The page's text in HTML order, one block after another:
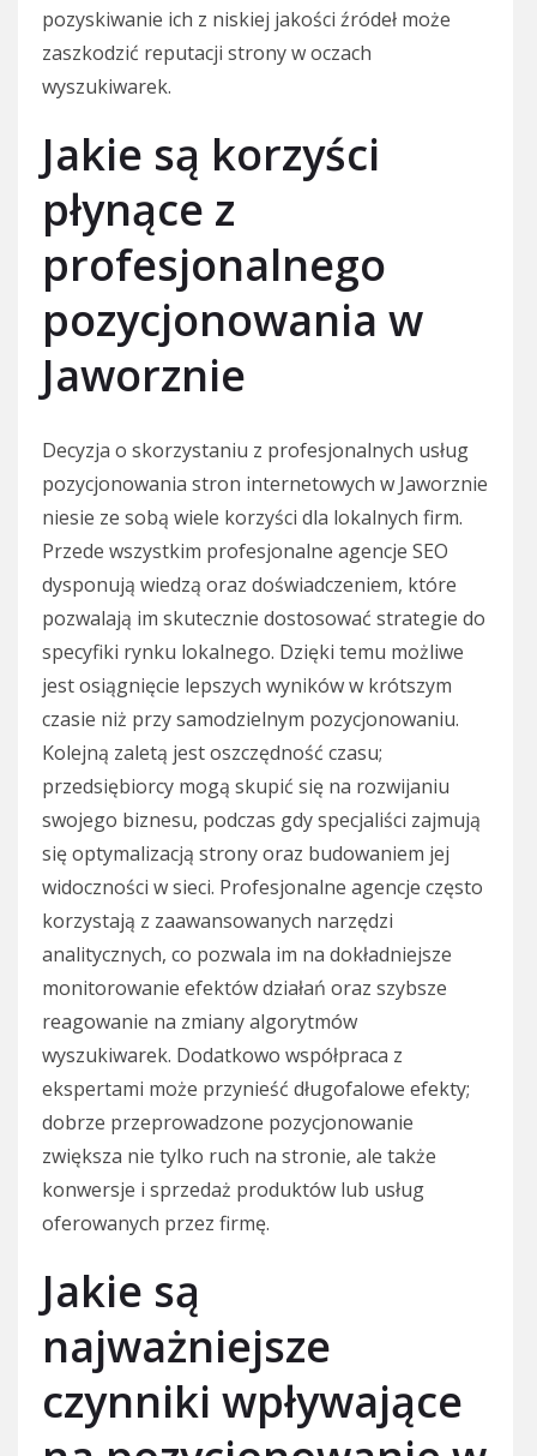
pozyskiwanie ich z niskiej jakości źródeł może
zaszkodzić reputacji strony w oczach
wyszukiwarek.
Jakie są korzyści
płynące z
profesjonalnego
pozycjonowania w
Jaworznie
Decyzja o skorzystaniu z profesjonalnych usług
pozycjonowania stron internetowych w Jaworznie
niesie ze sobą wiele korzyści dla lokalnych firm.
Przede wszystkim profesjonalne agencje SEO
dysponują wiedzą oraz doświadczeniem, które
pozwalają im skutecznie dostosować strategie do
specyfiki rynku lokalnego. Dzięki temu możliwe
jest osiągnięcie lepszych wyników w krótszym
czasie niż przy samodzielnym pozycjonowaniu.
Kolejną zaletą jest oszczędność czasu;
przedsiębiorcy mogą skupić się na rozwijaniu
swojego biznesu, podczas gdy specjaliści zajmują
się optymalizacją strony oraz budowaniem jej
widoczności w sieci. Profesjonalne agencje często
korzystają z zaawansowanych narzędzi
analitycznych, co pozwala im na dokładniejsze
monitorowanie efektów działań oraz szybsze
reagowanie na zmiany algorytmów
wyszukiwarek. Dodatkowo współpraca z
ekspertami może przynieść długofalowe efekty;
dobrze przeprowadzone pozycjonowanie
zwiększa nie tylko ruch na stronie, ale także
konwersje i sprzedaż produktów lub usług
oferowanych przez firmę.
Jakie są
najważniejsze
czynniki wpływające